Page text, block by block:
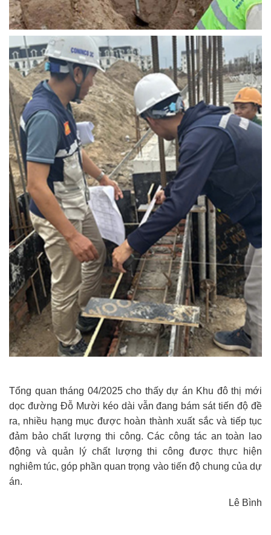
Tổng quan tháng 04/2025 cho thấy dự án Khu đô thị mới
dọc đường Đỗ Mười kéo dài vẫn đang bám sát tiến độ đề
ra, nhiều hạng mục được hoàn thành xuất sắc và tiếp tục
đảm bảo chất lượng thi công. Các công tác an toàn lao
động và quản lý chất lượng thi công được thực hiện
nghiêm túc, góp phần quan trọng vào tiến độ chung của dự
án.
Lê Bình